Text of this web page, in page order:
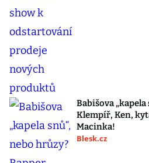
Babišova
Klempíř, Ken,
Macinka!
Blesk.cz